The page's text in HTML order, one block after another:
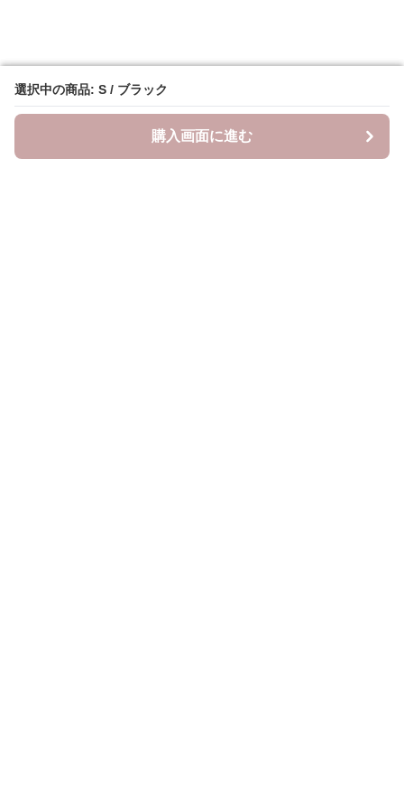
選択中の商品: S / ブラック
購入画面に進む
選択中の商品: S / ブラック
購入画面に進む